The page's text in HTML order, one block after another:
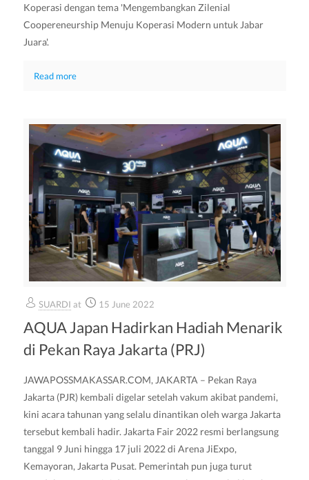
Koperasi dengan tema 'Mengembangkan Zilenial
Coopereneurship Menuju Koperasi Modern untuk Jabar
Juara'.
Read more
SUARDI at 15 June 2022
AQUA Japan Hadirkan Hadiah Menarik
di Pekan Raya Jakarta (PRJ)
JAWAPOSSMAKASSAR.COM, JAKARTA – Pekan Raya
Jakarta (PJR) kembali digelar setelah vakum akibat pandemi,
kini acara tahunan yang selalu dinantikan oleh warga Jakarta
tersebut kembali hadir. Jakarta Fair 2022 resmi berlangsung
tanggal 9 Juni hingga 17 juli 2022 di Arena JiExpo,
Kemayoran, Jakarta Pusat. Pemerintah pun juga turut